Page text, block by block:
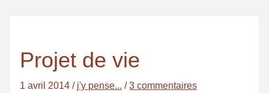
Projet de vie
1 avril 2014/ j'y pense... /3 commentaires